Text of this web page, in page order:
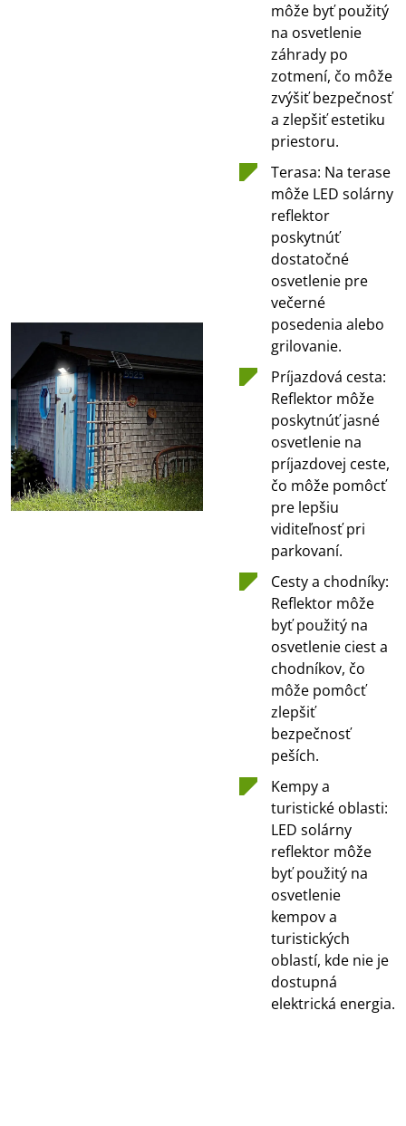
môže byť použitý
na osvetlenie
záhrady po
zotmení, čo môže
zvýšiť bezpečnosť
a zlepšiť estetiku
priestoru.
Terasa: Na terase
môže LED solárny
reflektor
poskytnúť
dostatočné
osvetlenie pre
večerné
posedenia alebo
grilovanie.
Príjazdová cesta:
Reflektor môže
poskytnúť jasné
osvetlenie na
príjazdovej ceste,
čo môže pomôcť
pre lepšiu
viditeľnosť pri
parkovaní.
Cesty a chodníky:
Reflektor môže
byť použitý na
osvetlenie ciest a
chodníkov, čo
môže pomôcť
zlepšiť
bezpečnosť
peších.
Kempy a
turistické oblasti:
LED solárny
reflektor môže
byť použitý na
osvetlenie
kempov a
turistických
oblastí, kde nie je
dostupná
elektrická energia.